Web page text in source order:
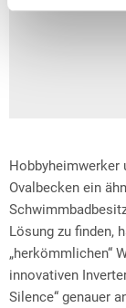
Hobbyheimwerker
Ovalbecken ein
Lösung zu finden,
„herkömmlichen“
innovativen
Silence“ genauer